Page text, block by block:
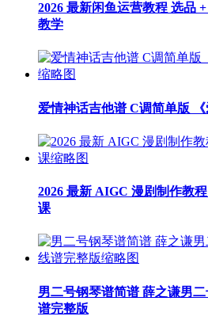
2026 最新闲鱼运营教程 选品
教学
爱情神话吉他谱 C调简单版
2026 最新 AIGC 漫剧制作教
课
男二号钢琴谱简谱 薛之谦男
谱完整版